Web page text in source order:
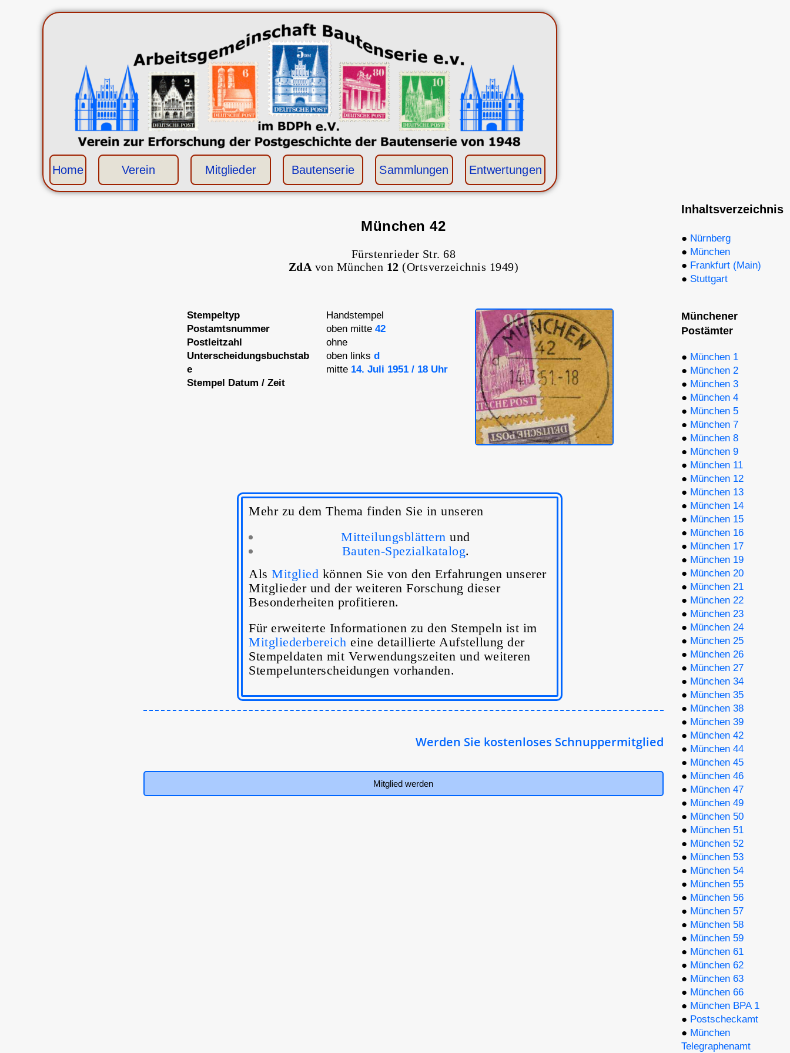
Home Verein Mitglieder Bautenserie Sammlungen Entwertungen
München 42
Fürstenrieder Str. 68
ZdA von München 12 (Ortsverzeichnis 1949)
Stempeltyp
Postamtsnummer
Postleitzahl
Unterscheidungsbuchstab
e
Stempel Datum / Zeit
Handstempel
oben mitte 42
ohne
oben links d
mitte 14. Juli 1951 / 18 Uhr
Mehr zu dem Thema finden Sie in unseren
Mitteilungsblättern und
Bauten-Spezialkatalog.
AlsMitglied können Sie von den Erfahrungen unserer
Mitglieder und der weiteren Forschung dieser
Besonderheiten profitieren.
Für erweiterte Informationen zu den Stempeln ist im
Mitgliederbereich eine detaillierte Aufstellung der
Stempeldaten mit Verwendungszeiten und weiteren
Stempelunterscheidungen vorhanden.
Werden Sie kostenloses Schnuppermitglied in unserer
Mitglied werden
Inhaltsverzeichnis
● Nürnberg
● München
● Frankfurt (Main)
● Stuttgart
Münchener
Postämter
● München 1
● München 2
● München 3
● München 4
● München 5
● München 7
● München 8
● München 9
● München 11
● München 12
● München 13
● München 14
● München 15
● München 16
● München 17
● München 19
● München 20
● München 21
● München 22
● München 23
● München 24
● München 25
● München 26
● München 27
● München 34
● München 35
● München 38
● München 39
● München 42
● München 44
● München 45
● München 46
● München 47
● München 49
● München 50
● München 51
● München 52
● München 53
● München 54
● München 55
● München 56
● München 57
● München 58
● München 59
● München 61
● München 62
● München 63
● München 66
● München BPA 1
● Postscheckamt
● München
Telegraphenamt